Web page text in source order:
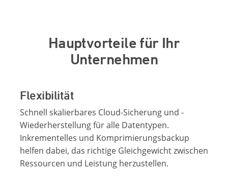
Hauptvorteile für Ihr
Unternehmen
Flexibilität
Schnell skalierbares Cloud-Sicherung und -
Wiederherstellung für alle Datentypen.
Inkrementelles und Komprimierungsbackup
helfen dabei, das richtige Gleichgewicht zwischen
Ressourcen und Leistung herzustellen.